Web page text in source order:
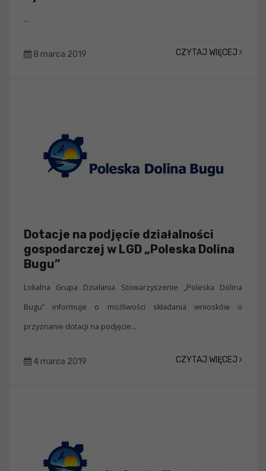
...
8 marca 2019 CZYTAJ WIĘCEJ
Dotacje na podjęcie działalności
gospodarczej w LGD „Poleska Dolina
Bugu”
Lokalna Grupa Działania Stowarzyszenie „Poleska Dolina
Bugu” informuje o możliwości składania wniosków o
przyznanie dotacji na podjęcie...
4 marca 2019 CZYTAJ WIĘCEJ